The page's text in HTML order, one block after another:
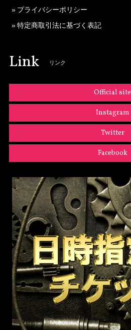
プライバシーポリシー
特定商取引法に基づく表記
Link リンク
Official site
Instagram
Twitter
Facebook